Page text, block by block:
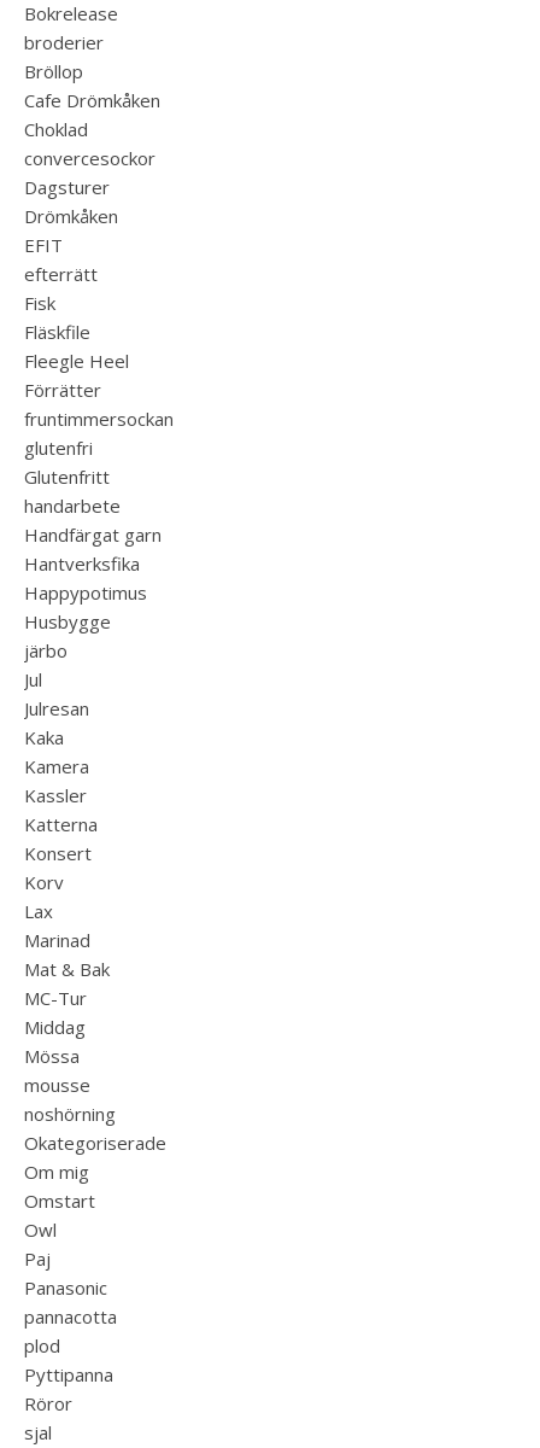
Bokrelease
broderier
Bröllop
Cafe Drömkåken
Choklad
convercesockor
Dagsturer
Drömkåken
EFIT
efterrätt
Fisk
Fläskfile
Fleegle Heel
Förrätter
fruntimmersockan
glutenfri
Glutenfritt
handarbete
Handfärgat garn
Hantverksfika
Happypotimus
Husbygge
järbo
Jul
Julresan
Kaka
Kamera
Kassler
Katterna
Konsert
Korv
Lax
Marinad
Mat & Bak
MC-Tur
Middag
Mössa
mousse
noshörning
Okategoriserade
Om mig
Omstart
Owl
Paj
Panasonic
pannacotta
plod
Pyttipanna
Röror
sjal